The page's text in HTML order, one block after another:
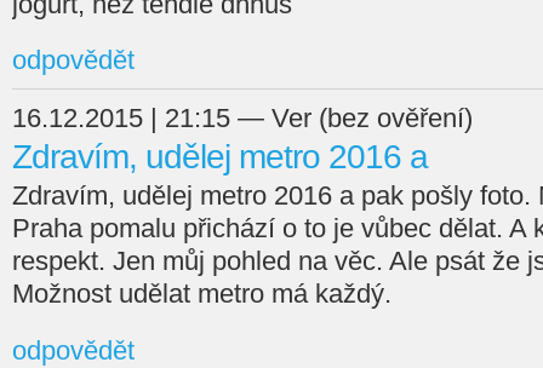
odpovědět
16.12.2015 | 21:15 — Ver (bez ověření)
Zdravím, udělej metro 2016 a
Zdravím, udělej metro 2016 a pak pošly
Praha pomalu přichází o to je vůbec dělat. A
respekt. Jen můj pohled na věc. Ale psát že
Možnost udělat metro má každý.
odpovědět